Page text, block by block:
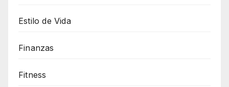
Estilo de Vida
Finanzas
Fitness